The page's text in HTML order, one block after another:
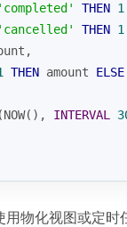
'completed' THEN 1
'cancelled' THEN 1
THEN amount ELSE
INTERVAL
物化视图或定时